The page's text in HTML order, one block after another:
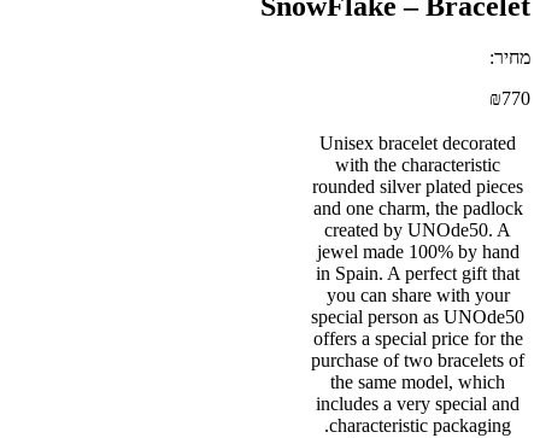
מחיר:
₪770
Unisex bracelet decorated
with the characteristic
rounded silver plated pieces
and one charm, the padlock
created by UNOde50. A
jewel made 100% by hand
in Spain. A perfect gift that
you can share with your
special person as UNOde50
offers a special price for the
purchase of two bracelets of
the same model, which
includes a very special and
characteristic packaging.